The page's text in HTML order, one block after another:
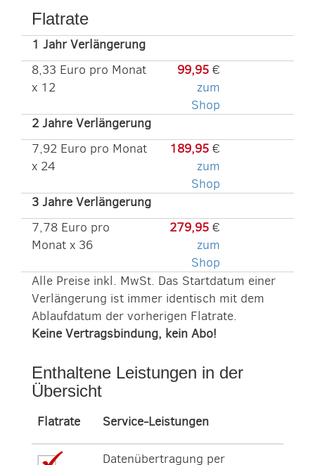
Flatrate
1 Jahr Verlängerung
8,33 Euro pro Monat
x 12
99,95 €
zum
Shop
2 Jahre Verlängerung
7,92 Euro pro Monat
x 24
189,95 €
zum
Shop
3 Jahre Verlängerung
7,78 Euro pro
Monat x 36
279,95 €
zum
Shop
Alle Preise inkl. MwSt. Das Startdatum einer
Verlängerung ist immer identisch mit dem
Ablaufdatum der vorherigen Flatrate.
Keine Vertragsbindung, kein Abo!
Enthaltene Leistungen in der
Übersicht
Flatrate Service-Leistungen
Datenübertragung per